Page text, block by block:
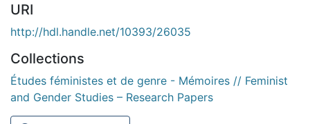
URI
http://hdl.handle.net/10393/26035
Collections
Études féministes et de genre - Mémoires // Feminist
and Gender Studies – Research Papers